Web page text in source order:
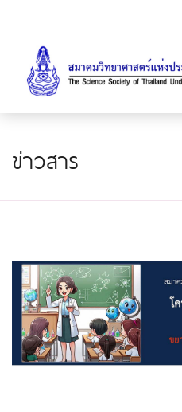
ข่าวสาร